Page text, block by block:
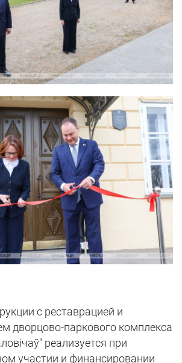
с реставрацией и
дворцово-паркового комплекса
реализуется при
участии и финансировании